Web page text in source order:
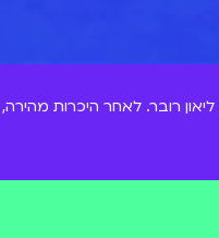
רובר. לאחר היכרות